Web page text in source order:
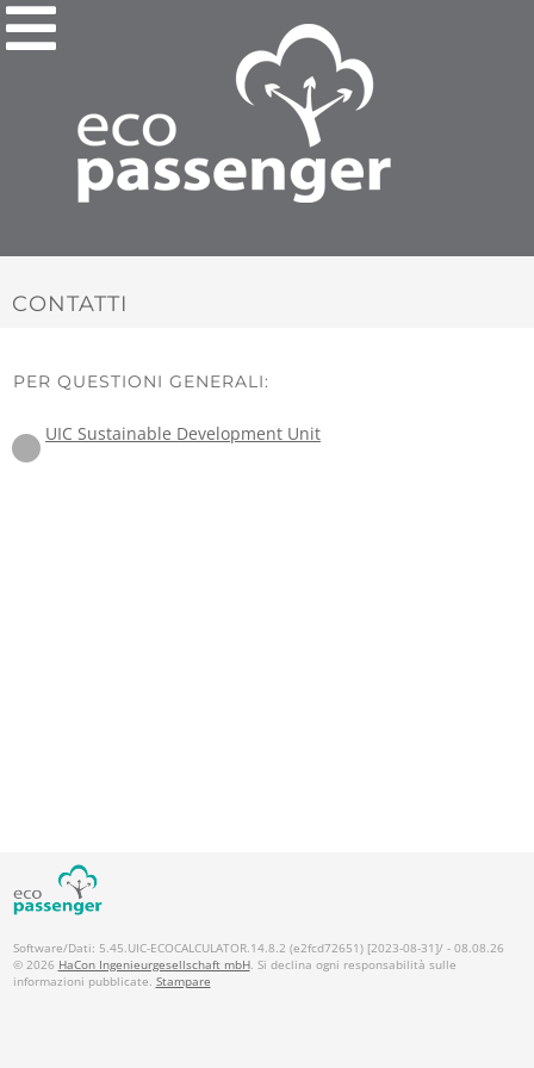
CONTATTI
PER QUESTIONI GENERALI:
UIC Sustainable Development Unit
Software/Dati: 5.45.UIC-ECOCALCULATOR.14.8.2 (e2fcd72651) [2023-08-31]/ - 08.08.26
© 2026 HaCon Ingenieurgesellschaft mbH. Si declina ogni responsabilità sulle
informazioni pubblicate. Stampare